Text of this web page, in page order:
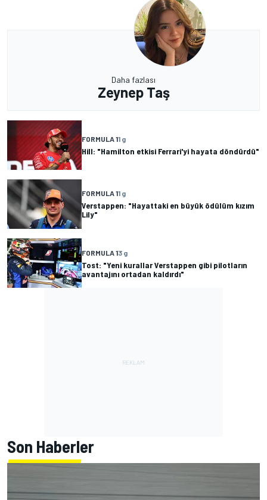
Daha fazlası
Zeynep Taş
FORMULA 11 g
Hill: "Hamilton etkisi Ferrari'yi hayata döndürdü"
FORMULA 11 g
Verstappen: "Hayattaki en büyük ödülüm kızım
Lily"
FORMULA 13 g
Tost: "Yeni kurallar Verstappen gibi pilotların
avantajını ortadan kaldırdı"
Son Haberler